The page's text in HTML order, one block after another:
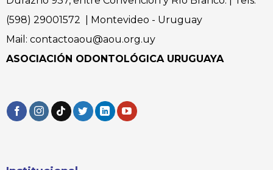
(598) 29001572 | Montevideo - Uruguay
Mail: contactoaou@aou.org.uy
ASOCIACIÓN ODONTOLÓGICA URUGUAYA